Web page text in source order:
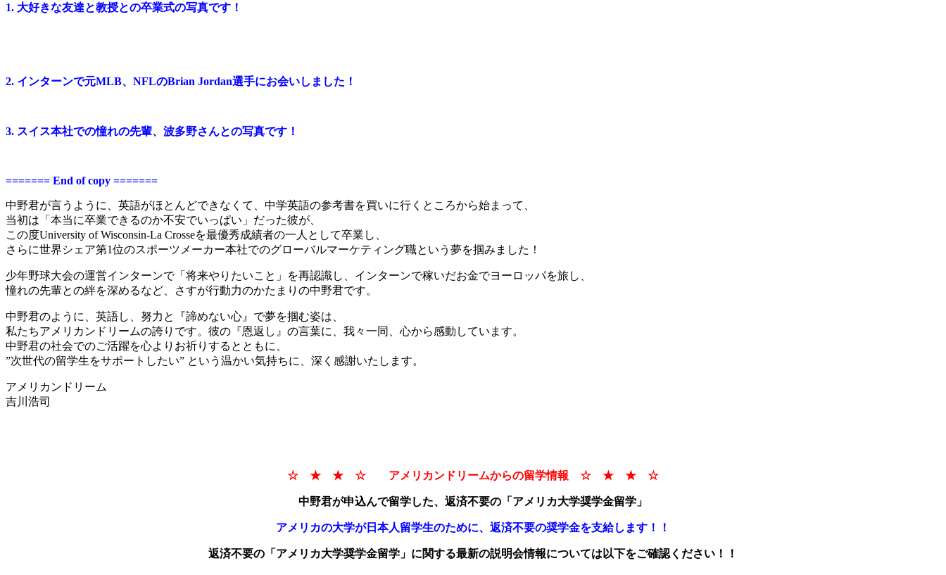
1. 大好きな友達と教授との卒業式の写真です！
2. インターンで元MLB、NFLのBrian Jordan選手にお会いしました！
3. スイス本社での憧れの先輩、波多野さんとの写真です！
======= End of copy =======
中野君が言うように、英語がほとんどできなくて、中学英語の参考書を買いに行くところから始まって、
当初は「本当に卒業できるのか不安でいっぱい」だった彼が、
この度University of Wisconsin-La Crosseを最優秀成績者の一人として卒業し、
さらに世界シェア第1位のスポーツメーカー本社でのグローバルマーケティング職という夢を掴みました！
少年野球大会の運営インターンで「将来やりたいこと」を再認識し、インターンで稼いだお金でヨーロッパを旅し、
憧れの先輩との絆を深めるなど、さすが行動力のかたまりの中野君です。
中野君のように、英語し、努力と『諦めない心』で夢を掴む姿は、
私たちアメリカンドリームの誇りです。彼の『恩返し』の言葉に、我々一同、心から感動しています。
中野君の社会でのご活躍を心よりお祈りするとともに、
”次世代の留学生をサポートしたい” という温かい気持ちに、深く感謝いたします。
アメリカンドリーム
吉川浩司
☆ ★ ★ ☆ アメリカンドリームからの留学情報 ☆ ★ ★ ☆
中野君が申込んで留学した、返済不要の「アメリカ大学奨学金留学」
アメリカの大学が日本人留学生のために、返済不要の奨学金を支給します！！
返済不要の「アメリカ大学奨学金留学」に関する最新の説明会情報については以下をご確認ください！！